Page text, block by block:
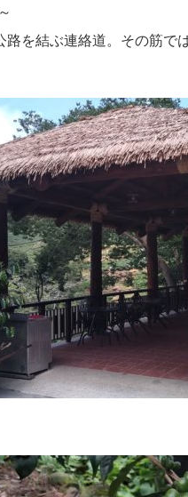
路を結ぶ連絡道。その筋で